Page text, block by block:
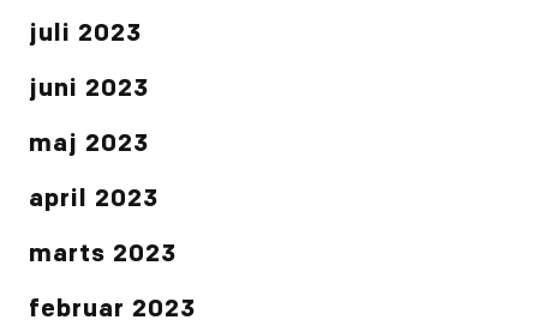
juli 2023
juni 2023
maj 2023
april 2023
marts 2023
februar 2023